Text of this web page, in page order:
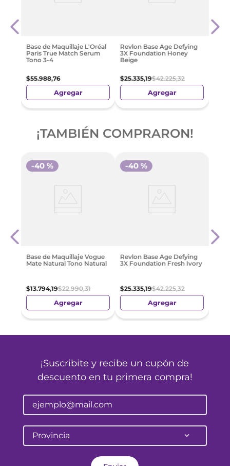
Base de Maquillaje L'Oréal
Paris True Match Serum
Tono 3-4
$55.988,76
Agregar
Revlon Base Age Defying
3X Foundation Honey
Beige
$25.335,19$42.225,32
Agregar
¡TAMBIÉN COMPRARON!
Base de Maquillaje Vogue
Mate Natural Tono Natural
$13.794,19$22.990,31
-40 %
Agregar
Revlon Base Age Defying
3X Foundation Fresh Ivory
$25.335,19$42.225,32
-40 %
Agregar
50
¡Suscribite y recibe un cupón de
descuento en tu primera compra!
Provincia